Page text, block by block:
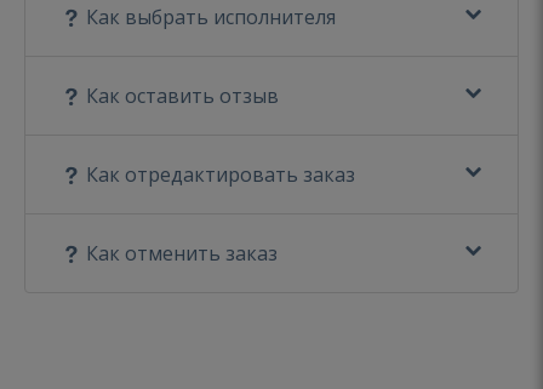
Как выбрать исполнителя
Как оставить отзыв
Как отредактировать заказ
Как отменить заказ